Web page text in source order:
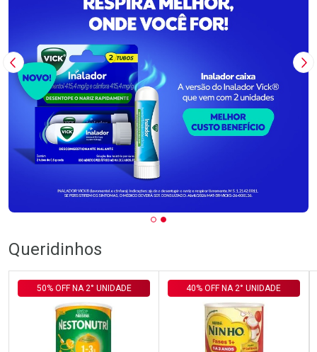
Imagem Anterior
Queridinhos
50% OFF NA 2° UNIDADE 40% OFF NA 2° UNIDADE